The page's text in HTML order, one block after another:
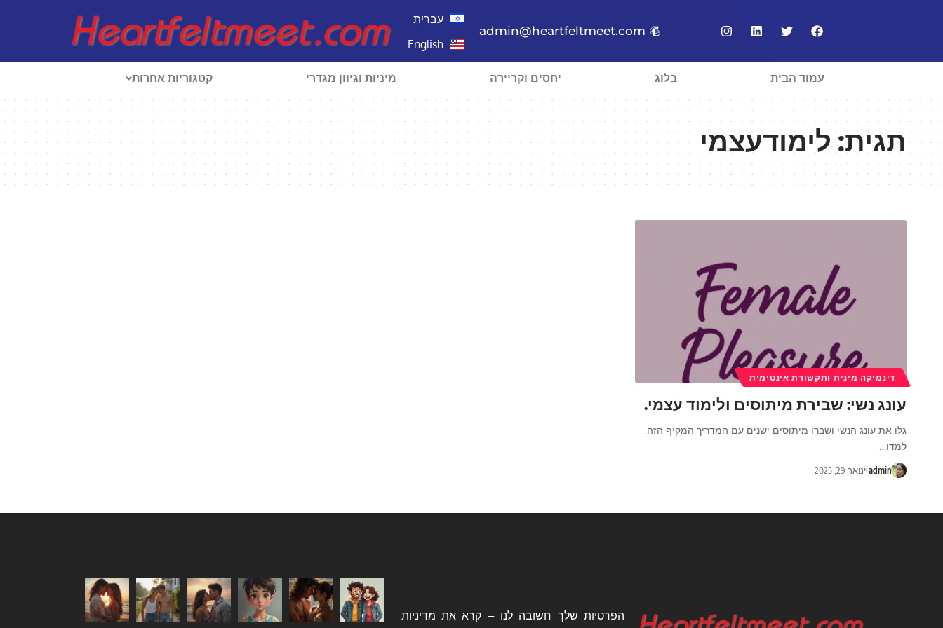
admin@heartfeltmeet.com
עברית
English
עמוד הבית בלוג יחסים וקריירה מיניות וגיוון מגדרי קטגוריות אחרות
תגית:לימודעצמי
דינמיקה מינית ותקשורת אינטימית
עונג נשי: שבירת מיתוסים ולימוד עצמי.
גלו את עונג הנשי ושברו מיתוסים ישנים עם המדריך המקיף הזה.
למדו
admin ינואר 29, 2025
הפרטיות שלך חשובה לנו – קרא את מדיניות